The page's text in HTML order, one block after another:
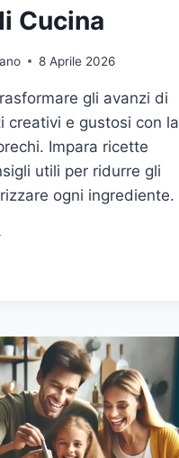
Cucina
8 Aprile 2026
gli avanzi di
creativi e gustosi con la
Impara ricette
utili per ridurre gli
ogni ingrediente.